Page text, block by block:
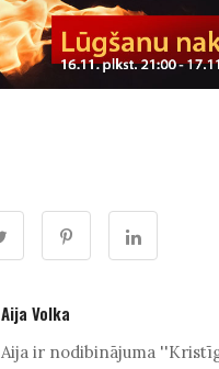
Aija Volka
Aija ir nodibinājuma